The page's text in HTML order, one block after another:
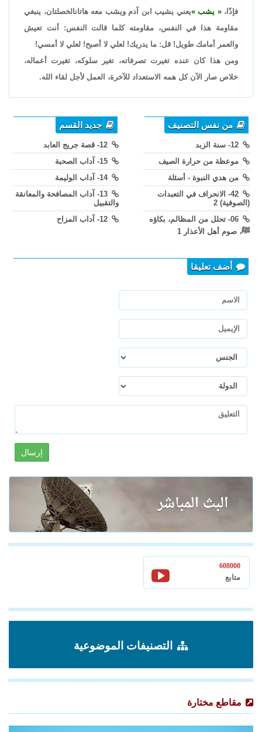
فإذًا، يشب
يعني يشيب ابن آدم ويشب معه هاتانالخصلتان، ينبغي
مقاومة هذا في النفس، مقاومته كلما قالت النفس: أنت تعيش
والعمر أمامك طويل! قل: ما يدريك! لعلي لا أصبح! لعلي لا أمسي!
ومن هذا كان عنده تغيرت تصرفاته، تغير سلوكه، تغيرت أعماله،
خلاص صار الآن كل همه الاستعداد للآخرة، العمل لأجل لقاء الله.
من نفس التصنيف
موعظة من حرارة الصيف
من هدي النبوة - أسئلة
42- الانحراف في التعبدات
(الصوفية) 2
06- تحلل من المظالم، بكاؤه
ﷺ، صوم أهل الأعذار 1
جديد القسم
14- آداب الوليمة
13- آداب المصافحة والمعانقة
والتقبيل
أضف تعليقا
إرسال
608000
متابع
التصنيفات الموضوعية
مقاطع مختارة